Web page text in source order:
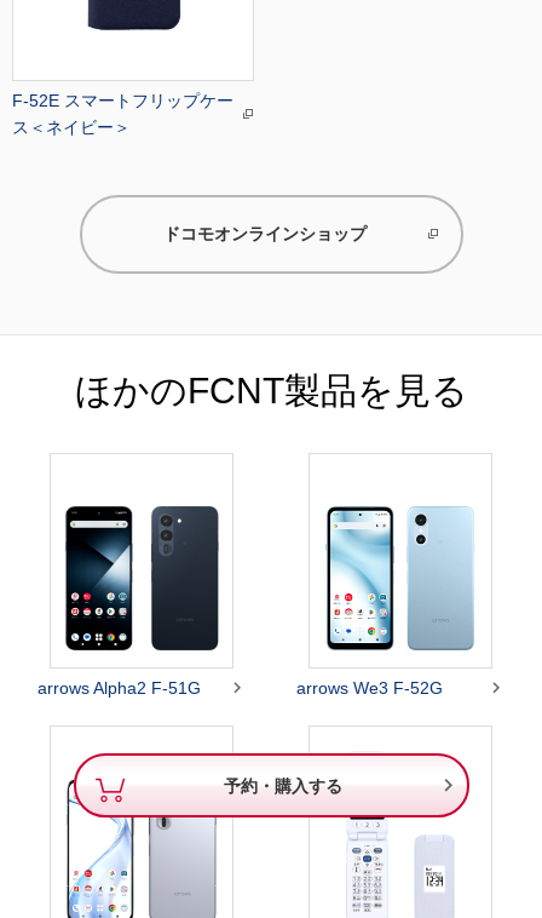
F-52E スマートフリップケー
ス＜ネイビー＞
ドコモオンラインショップ
ほかのFCNT製品を見る
arrows Alpha2 F-51G  arrows We3 F-52G 
予約・購入する 